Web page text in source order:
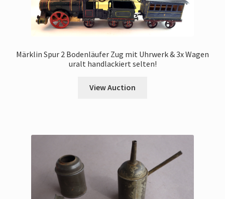
Märklin Spur 2 Bodenläufer Zug mit Uhrwerk & 3x Wagen
uralt handlackiert selten!
View Auction